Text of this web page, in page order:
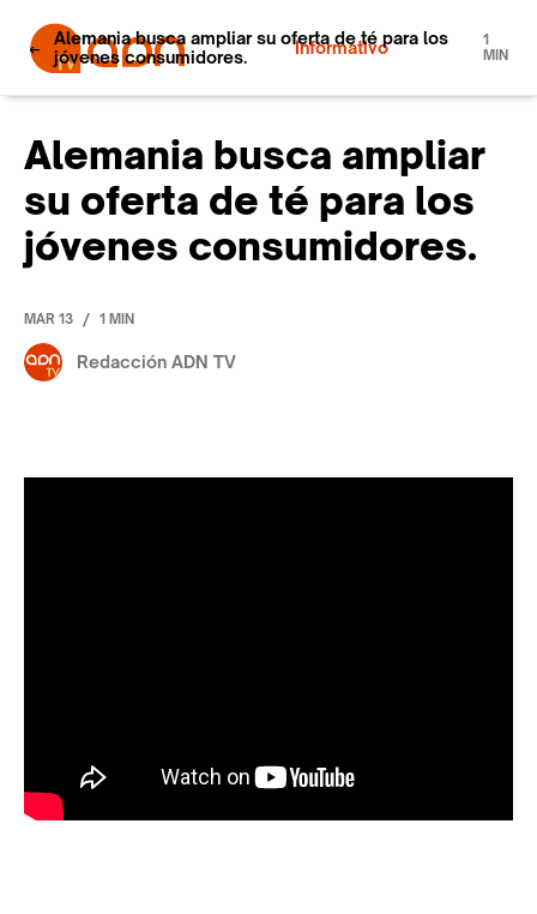
Informativo
Alemania busca ampliar su oferta de té para los
jóvenes consumidores.
1
MIN
Alemania busca ampliar
su oferta de té para los
jóvenes consumidores.
MAR 13 / 1 MIN
Redacción ADN TV